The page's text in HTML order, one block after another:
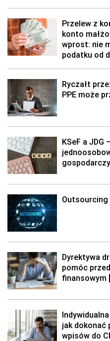
Przelew z
konto
wprost: nie
podatku od
Ryczałt
PPE może
KSeF a
Outsourcing
Dyrektywa
pomóc
finansowym
jak dokonać
wpisów do